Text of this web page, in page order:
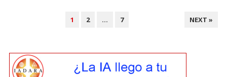
1 2 … 7 NEXT »